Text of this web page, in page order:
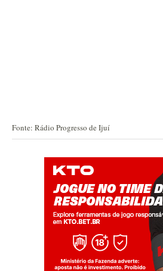
Fonte: Rádio Progresso de Ijuí